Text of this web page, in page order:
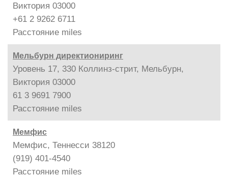
Виктория 03000
+61 2 9262 6711
Расстояние miles
Мельбурн директиониринг
Уровень 17, 330 Коллинз-стрит, Мельбурн,
Виктория 03000
61 3 9691 7900
Расстояние miles
Мемфис
Мемфис, Теннесси 38120
(919) 401-4540
Расстояние miles